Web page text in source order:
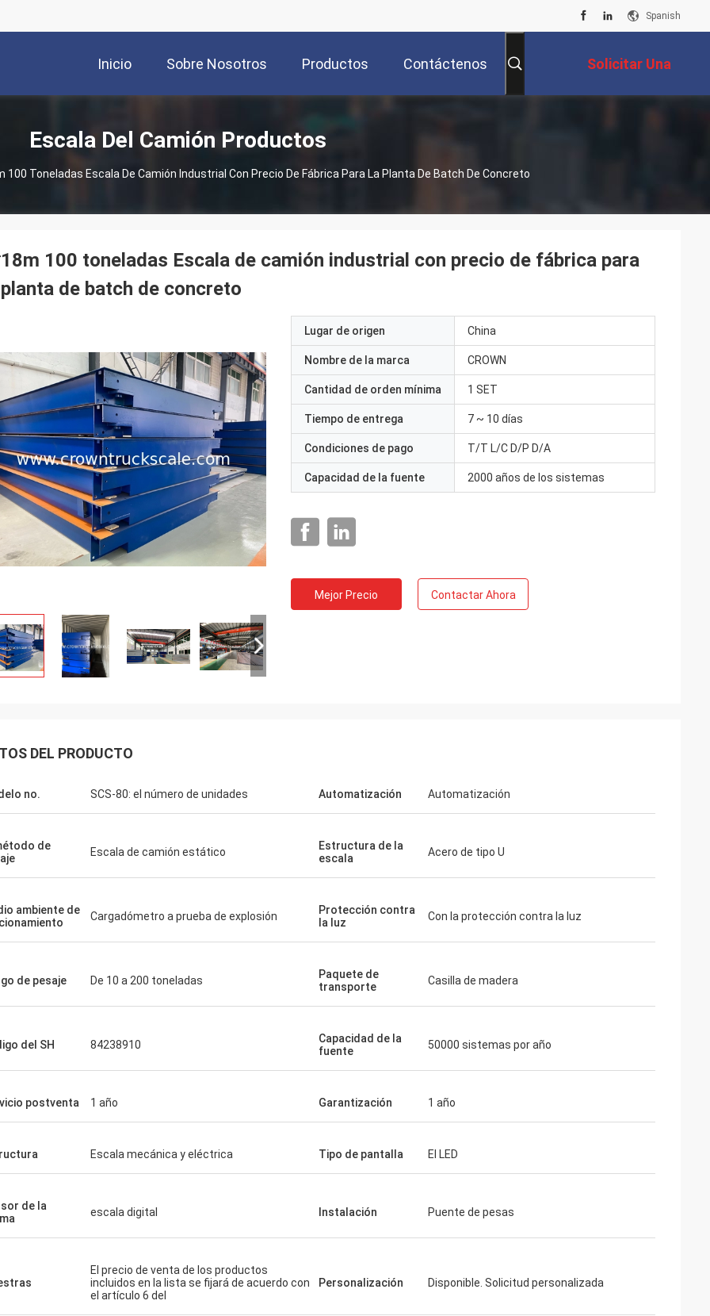
Spanish
Inicio Sobre Nosotros Productos Contáctenos Solicitar Una
Cotización
Escala Del Camión Productos
100 Toneladas Escala De Camión Industrial Con Precio De Fábrica Para La Planta De Batch De Concreto
100 toneladas Escala de camión industrial con precio de fábrica para
de batch de concreto
Lugar de origen China
Nombre de la marca CROWN
Cantidad de orden mínima 1 SET
Tiempo de entrega 7 ~ 10 días
Condiciones de pago T/T L/C D/P D/A
Capacidad de la fuente 2000 años de los sistemas
Mejor Precio Contactar Ahora
DEL PRODUCTO
no. SCS-80: el número de unidades Automatización Automatización
de
Escala de camión estático
Estructura de la
escala
Acero de tipo U
ambiente de
Cargadómetro a prueba de explosión
Protección contra
la luz
Con la protección contra la luz
de pesaje De 10 a 200 toneladas
Paquete de
transporte
Casilla de madera
del SH 84238910
Capacidad de la
fuente
50000 sistemas por año
postventa 1 año Garantización 1 año
Escala mecánica y eléctrica Tipo de pantalla El LED
de la
escala digital Instalación Puente de pesas
El precio de venta de los productos
incluidos en la lista se fijará de acuerdo con
el artículo 6 del
Personalización Disponible. Solicitud personalizada